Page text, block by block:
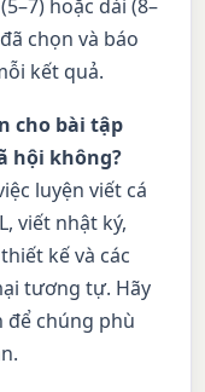
hoặc dài (8–
chọn và báo
kết quả.
cho bài tập
hội không?
luyện viết cá
viết nhật ký,
kế và các
tương tự. Hãy
để chúng phù